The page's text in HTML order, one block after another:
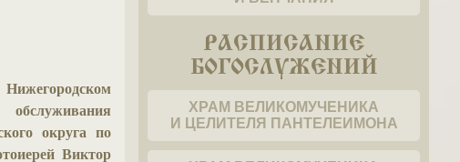
округа по
Виктор
РАСПИСАНИЕ
БОГОСЛУЖЕНИЙ
ХРАМ ВЕЛИКОМУЧЕНИКА
И ЦЕЛИТЕЛЯ ПАНТЕЛЕИМОНА